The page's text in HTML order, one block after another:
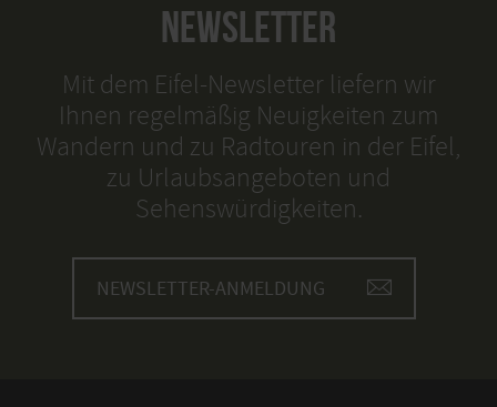
NEWSLETTER
Mit dem Eifel-Newsletter liefern wir
Ihnen regelmäßig Neuigkeiten zum
Wandern und zu Radtouren in der Eifel,
zu Urlaubsangeboten und
Sehenswürdigkeiten.
NEWSLETTER-ANMELDUNG